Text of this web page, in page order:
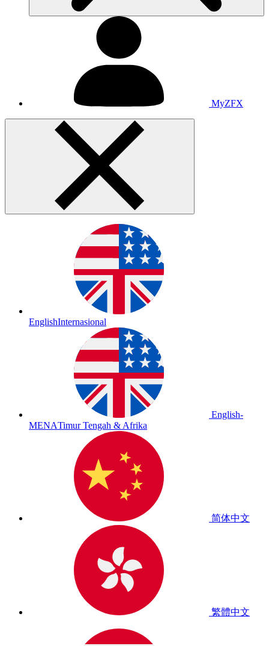
MyZFX
EnglishInternasional
English-
MENATimur Tengah & Afrika
简体中文
繁體中文